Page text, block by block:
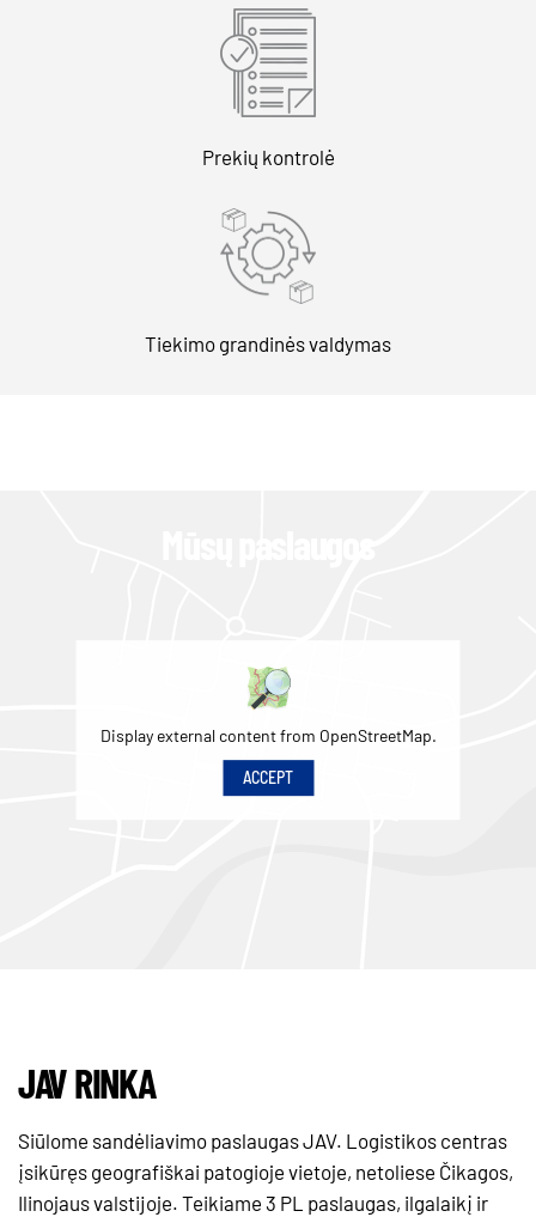
Prekių kontrolė
Tiekimo grandinės valdymas
Display external content from OpenStreetMap.
ACCEPT
JAV RINKA
Siūlome sandėliavimo paslaugas JAV. Logistikos centras
įsikūręs geografiškai patogioje vietoje, netoliese Čikagos,
Ilinojaus valstijoje. Teikiame 3 PL paslaugas, ilgalaikį ir